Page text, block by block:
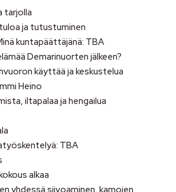
tarjolla
ja tutustuminen
kuntapäättäjänä: TBA
Demarinuorten jälkeen?
käyttää ja keskustelua
Heino
iltapalaa ja hengailua
TBA
alkaa
yhdessä siivoaminen, kamojen